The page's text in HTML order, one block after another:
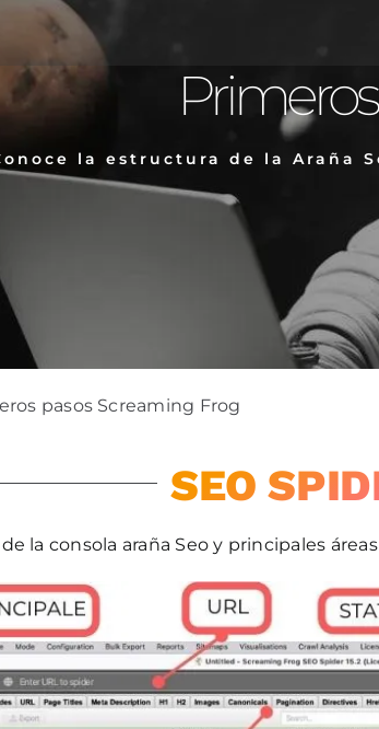
la estructura de la Araña
pasos Screaming Frog
SEO
la consola araña Seo y principales